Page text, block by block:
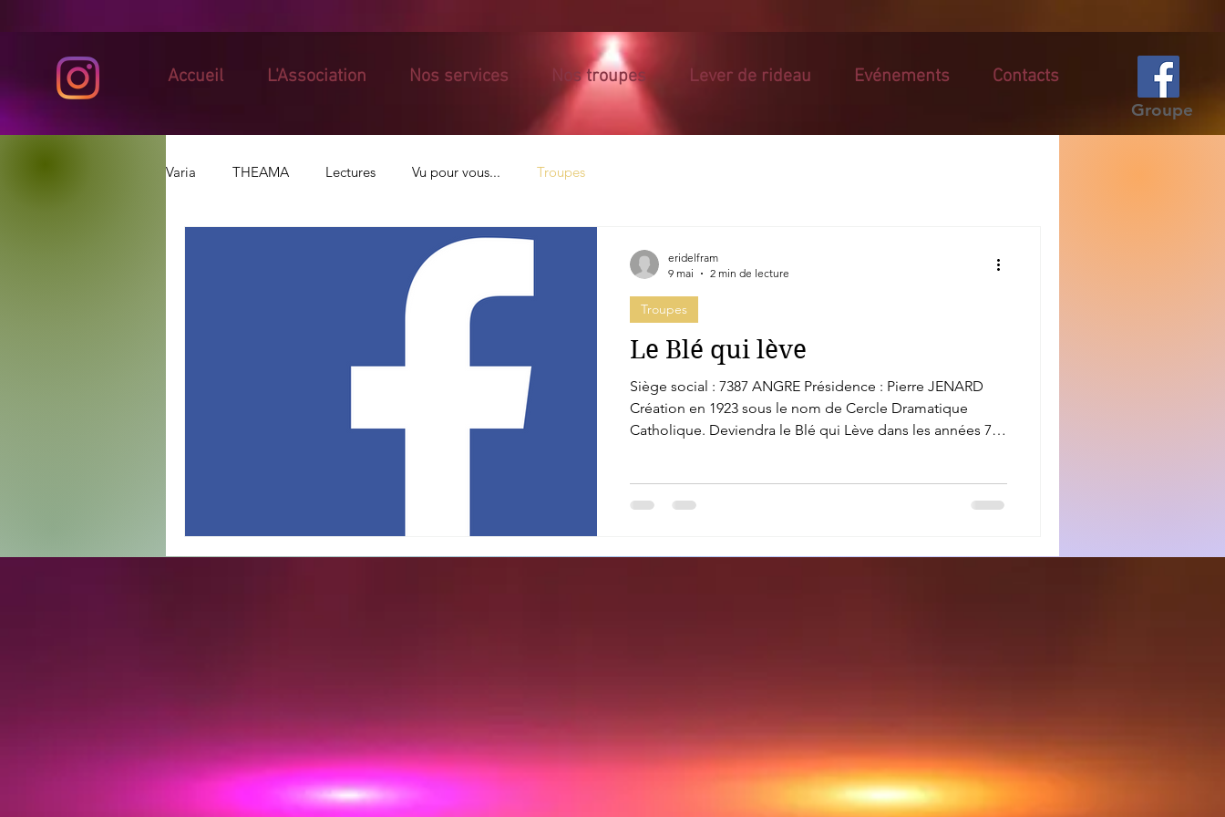
Accueil L'Association Nos services Nos troupes Lever de rideau Evénements Contacts
Groupe
Varia THEAMA Lectures Vu pour vous... Troupes
Le Blé qui lève
Siège social : 7387 ANGRE Présidence : Pierre JENARD
Création en 1923 sous le nom de Cercle Dramatique
Catholique. Deviendra le Blé qui Lève dans les années 70.
d'une Asbl (La Concorde). À la base, la tro
Troupes
eridelfram
9 mai
2 min de lecture